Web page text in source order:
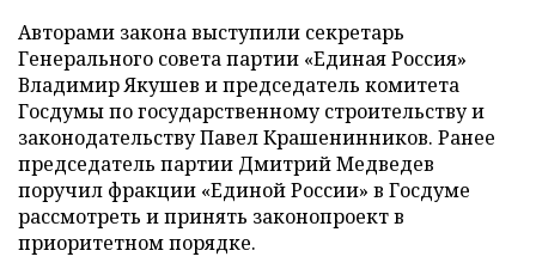
Авторами закона выступили секретарь
Генерального совета партии «Единая Россия»
Владимир Якушев и председатель комитета
Госдумы по государственному строительству и
законодательству Павел Крашенинников. Ранее
председатель партии Дмитрий Медведев
поручил фракции «Единой России» в Госдуме
рассмотреть и принять законопроект в
приоритетном порядке.